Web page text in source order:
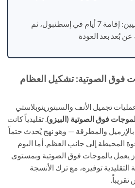
للمرضى الدوليين: إقامة 7 أيام في إسطنبول، ثم
بُعد بعد العودة
فوق الصوتية: تشكيل العظام
تجميل الأنف والسبتورينوبلاستي
فوق الصوتية (البيزو). تقليدياً كانت
بالإزميل والمطرقة — وهو نهج يُحدث حتماً
المحيطة إلى جانب العظم. أما اليوم
يعمل بالموجات فوق الصوتية وبمستوى
توفيره، مع ترك الأنسجة